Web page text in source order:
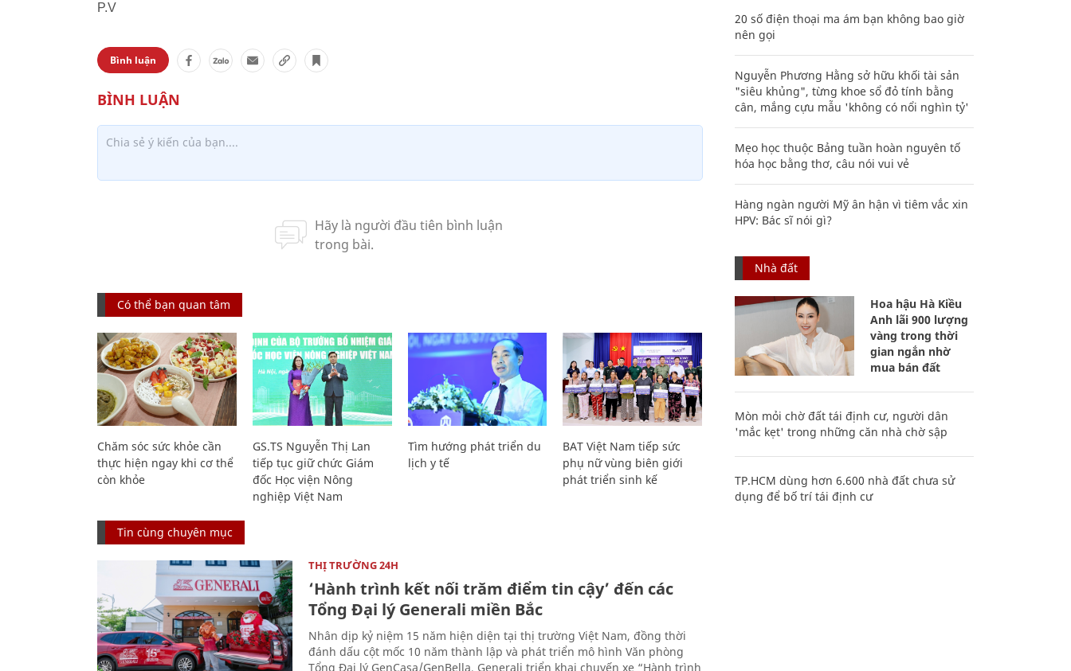
P.V
Bình luận
Có thể bạn quan tâm
Chăm sóc sức khỏe cần
thực hiện ngay khi cơ thể
còn khỏe
GS.TS Nguyễn Thị Lan
tiếp tục giữ chức Giám
đốc Học viện Nông
nghiệp Việt Nam
Tìm hướng phát triển du
lịch y tế
BAT Việt Nam tiếp sức
phụ nữ vùng biên giới
phát triển sinh kế
Tin cùng chuyên mục
THỊ TRƯỜNG 24H
‘Hành trình kết nối trăm điểm tin cậy’ đến các
Tổng Đại lý Generali miền Bắc
Nhân dịp kỷ niệm 15 năm hiện diện tại thị trường Việt Nam, đồng thời
đánh dấu cột mốc 10 năm thành lập và phát triển mô hình Văn phòng
Tổng Đại lý GenCasa/GenBella, Generali triển khai chuyến xe “Hành trình
20 số điện thoại ma ám bạn không bao giờ
nên gọi
Nguyễn Phương Hằng sở hữu khối tài sản
"siêu khủng", từng khoe sổ đỏ tính bằng
cân, mắng cựu mẫu 'không có nổi nghìn tỷ'
Mẹo học thuộc Bảng tuần hoàn nguyên tố
hóa học bằng thơ, câu nói vui vẻ
Hàng ngàn người Mỹ ân hận vì tiêm vắc xin
HPV: Bác sĩ nói gì?
Nhà đất
Hoa hậu Hà Kiều
Anh lãi 900 lượng
vàng trong thời
gian ngắn nhờ
mua bán đất
Mòn mỏi chờ đất tái định cư, người dân
'mắc kẹt' trong những căn nhà chờ sập
TP.HCM dùng hơn 6.600 nhà đất chưa sử
dụng để bố trí tái định cư